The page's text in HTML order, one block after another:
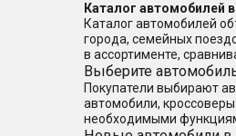
Каталог автомобилей
Каталог автомобилей
города, семейных
в ассортименте,
Выберите
Покупатели выбирают
автомобили,
необходимыми